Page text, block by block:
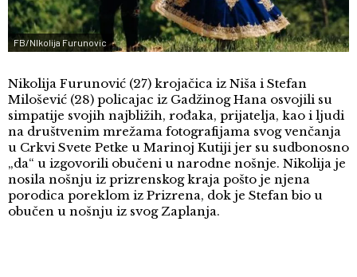
FB/NIkolija Furunovic
Nikolija Furunović (27) krojačica iz Niša i Stefan
Milošević (28) policajac iz Gadžinog Hana osvojili su
simpatije svojih najbližih, rođaka, prijatelja, kao i ljudi
na društvenim mrežama fotografijama svog venčanja
u Crkvi Svete Petke u Marinoj Kutiji jer su sudbonosno
„da“ u izgovorili obučeni u narodne nošnje. Nikolija je
nosila nošnju iz prizrenskog kraja pošto je njena
porodica poreklom iz Prizrena, dok je Stefan bio u
obučen u nošnju iz svog Zaplanja.